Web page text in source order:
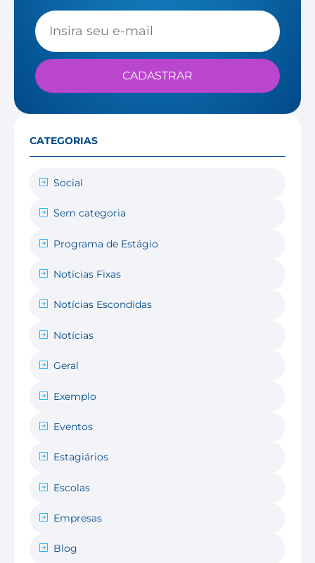
CADASTRAR
CATEGORIAS
Social
Sem categoria
Programa de Estágio
Notícias Fixas
Notícias Escondidas
Notícias
Geral
Exemplo
Eventos
Estagiários
Escolas
Empresas
Blog